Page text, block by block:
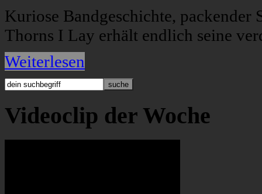
Kuriose Bandgeschichte,
Thorns I Lay erhält endlich seine
Weiterlesen
Videoclip der Woche